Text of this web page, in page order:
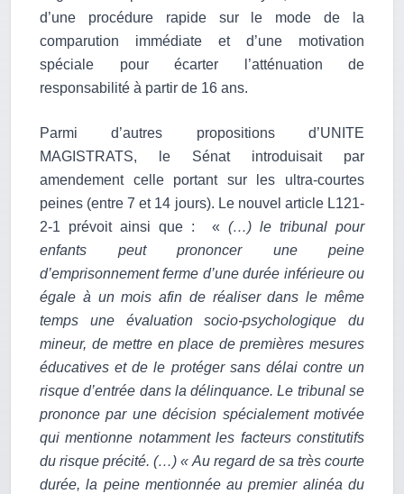
d’une procédure rapide sur le mode de la
comparution immédiate et d’une motivation
spéciale pour écarter l’atténuation de
responsabilité à partir de 16 ans.
Parmi d’autres propositions d’UNITE
MAGISTRATS, le Sénat introduisait par
amendement celle portant sur les ultra-courtes
peines (entre 7 et 14 jours). Le nouvel article L121-
2-1 prévoit ainsi que : « (…) le tribunal pour
enfants peut prononcer une peine
d’emprisonnement ferme d’une durée inférieure ou
égale à un mois afin de réaliser dans le même
temps une évaluation socio‑psychologique du
mineur, de mettre en place de premières mesures
éducatives et de le protéger sans délai contre un
risque d’entrée dans la délinquance. Le tribunal se
prononce par une décision spécialement motivée
qui mentionne notamment les facteurs constitutifs
du risque précité. (…) « Au regard de sa très courte
durée, la peine mentionnée au premier alinéa du